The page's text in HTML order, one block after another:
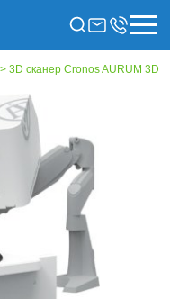
> 3D сканер Cronos AURUM 3D